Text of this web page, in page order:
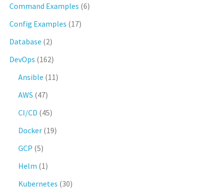
Command Examples (6)
Config Examples (17)
Database (2)
DevOps (162)
Ansible (11)
AWS (47)
CI/CD (45)
Docker (19)
GCP (5)
Helm (1)
Kubernetes (30)